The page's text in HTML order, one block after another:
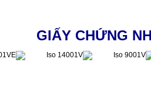
GIẤY CHỨNG